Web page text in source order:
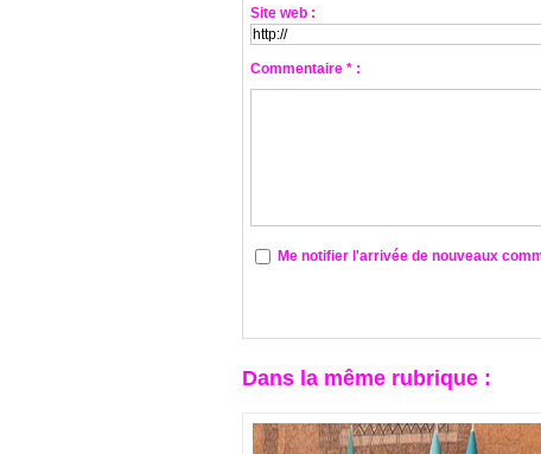
Site web :
Commentaire * :
Me notifier l'arrivée de nouveaux
Dans la même rubrique :